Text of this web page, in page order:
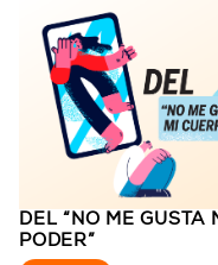
DEL “NO ME GUSTA
PODER”